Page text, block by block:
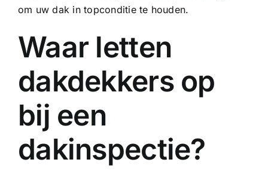
om uw dak in topconditie te houden.
Waar letten
dakdekkers op
bij een
dakinspectie?